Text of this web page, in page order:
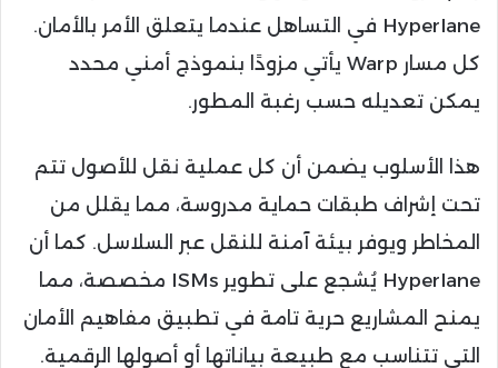
Hyperlane في التساهل عندما يتعلق الأمر بالأمان.
كل مسار Warp يأتي مزودًا بنموذج أمني محدد
يمكن تعديله حسب رغبة المطور.
هذا الأسلوب يضمن أن كل عملية نقل للأصول تتم
تحت إشراف طبقات حماية مدروسة، مما يقلل من
المخاطر ويوفر بيئة آمنة للنقل عبر السلاسل. كما أن
Hyperlane يُشجع على تطوير ISMs مخصصة، مما
يمنح المشاريع حرية تامة في تطبيق مفاهيم الأمان
التي تتناسب مع طبيعة بياناتها أو أصولها الرقمية.